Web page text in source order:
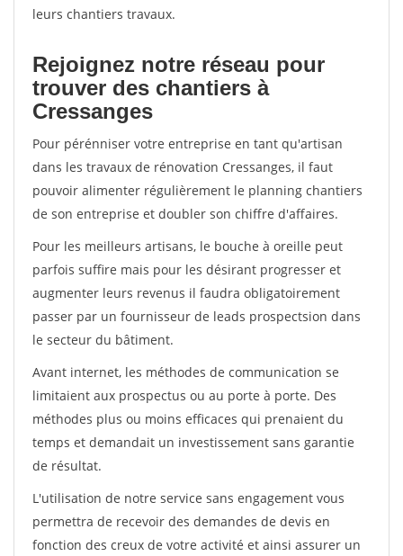
leurs chantiers travaux.
Rejoignez notre réseau pour
trouver des chantiers à
Cressanges
Pour pérénniser votre entreprise en tant qu'artisan
dans les travaux de rénovation Cressanges, il faut
pouvoir alimenter régulièrement le planning chantiers
de son entreprise et doubler son chiffre d'affaires.
Pour les meilleurs artisans, le bouche à oreille peut
parfois suffire mais pour les désirant progresser et
augmenter leurs revenus il faudra obligatoirement
passer par un fournisseur de leads prospectsion dans
le secteur du bâtiment.
Avant internet, les méthodes de communication se
limitaient aux prospectus ou au porte à porte. Des
méthodes plus ou moins efficaces qui prenaient du
temps et demandait un investissement sans garantie
de résultat.
L'utilisation de notre service sans engagement vous
permettra de recevoir des demandes de devis en
fonction des creux de votre activité et ainsi assurer un